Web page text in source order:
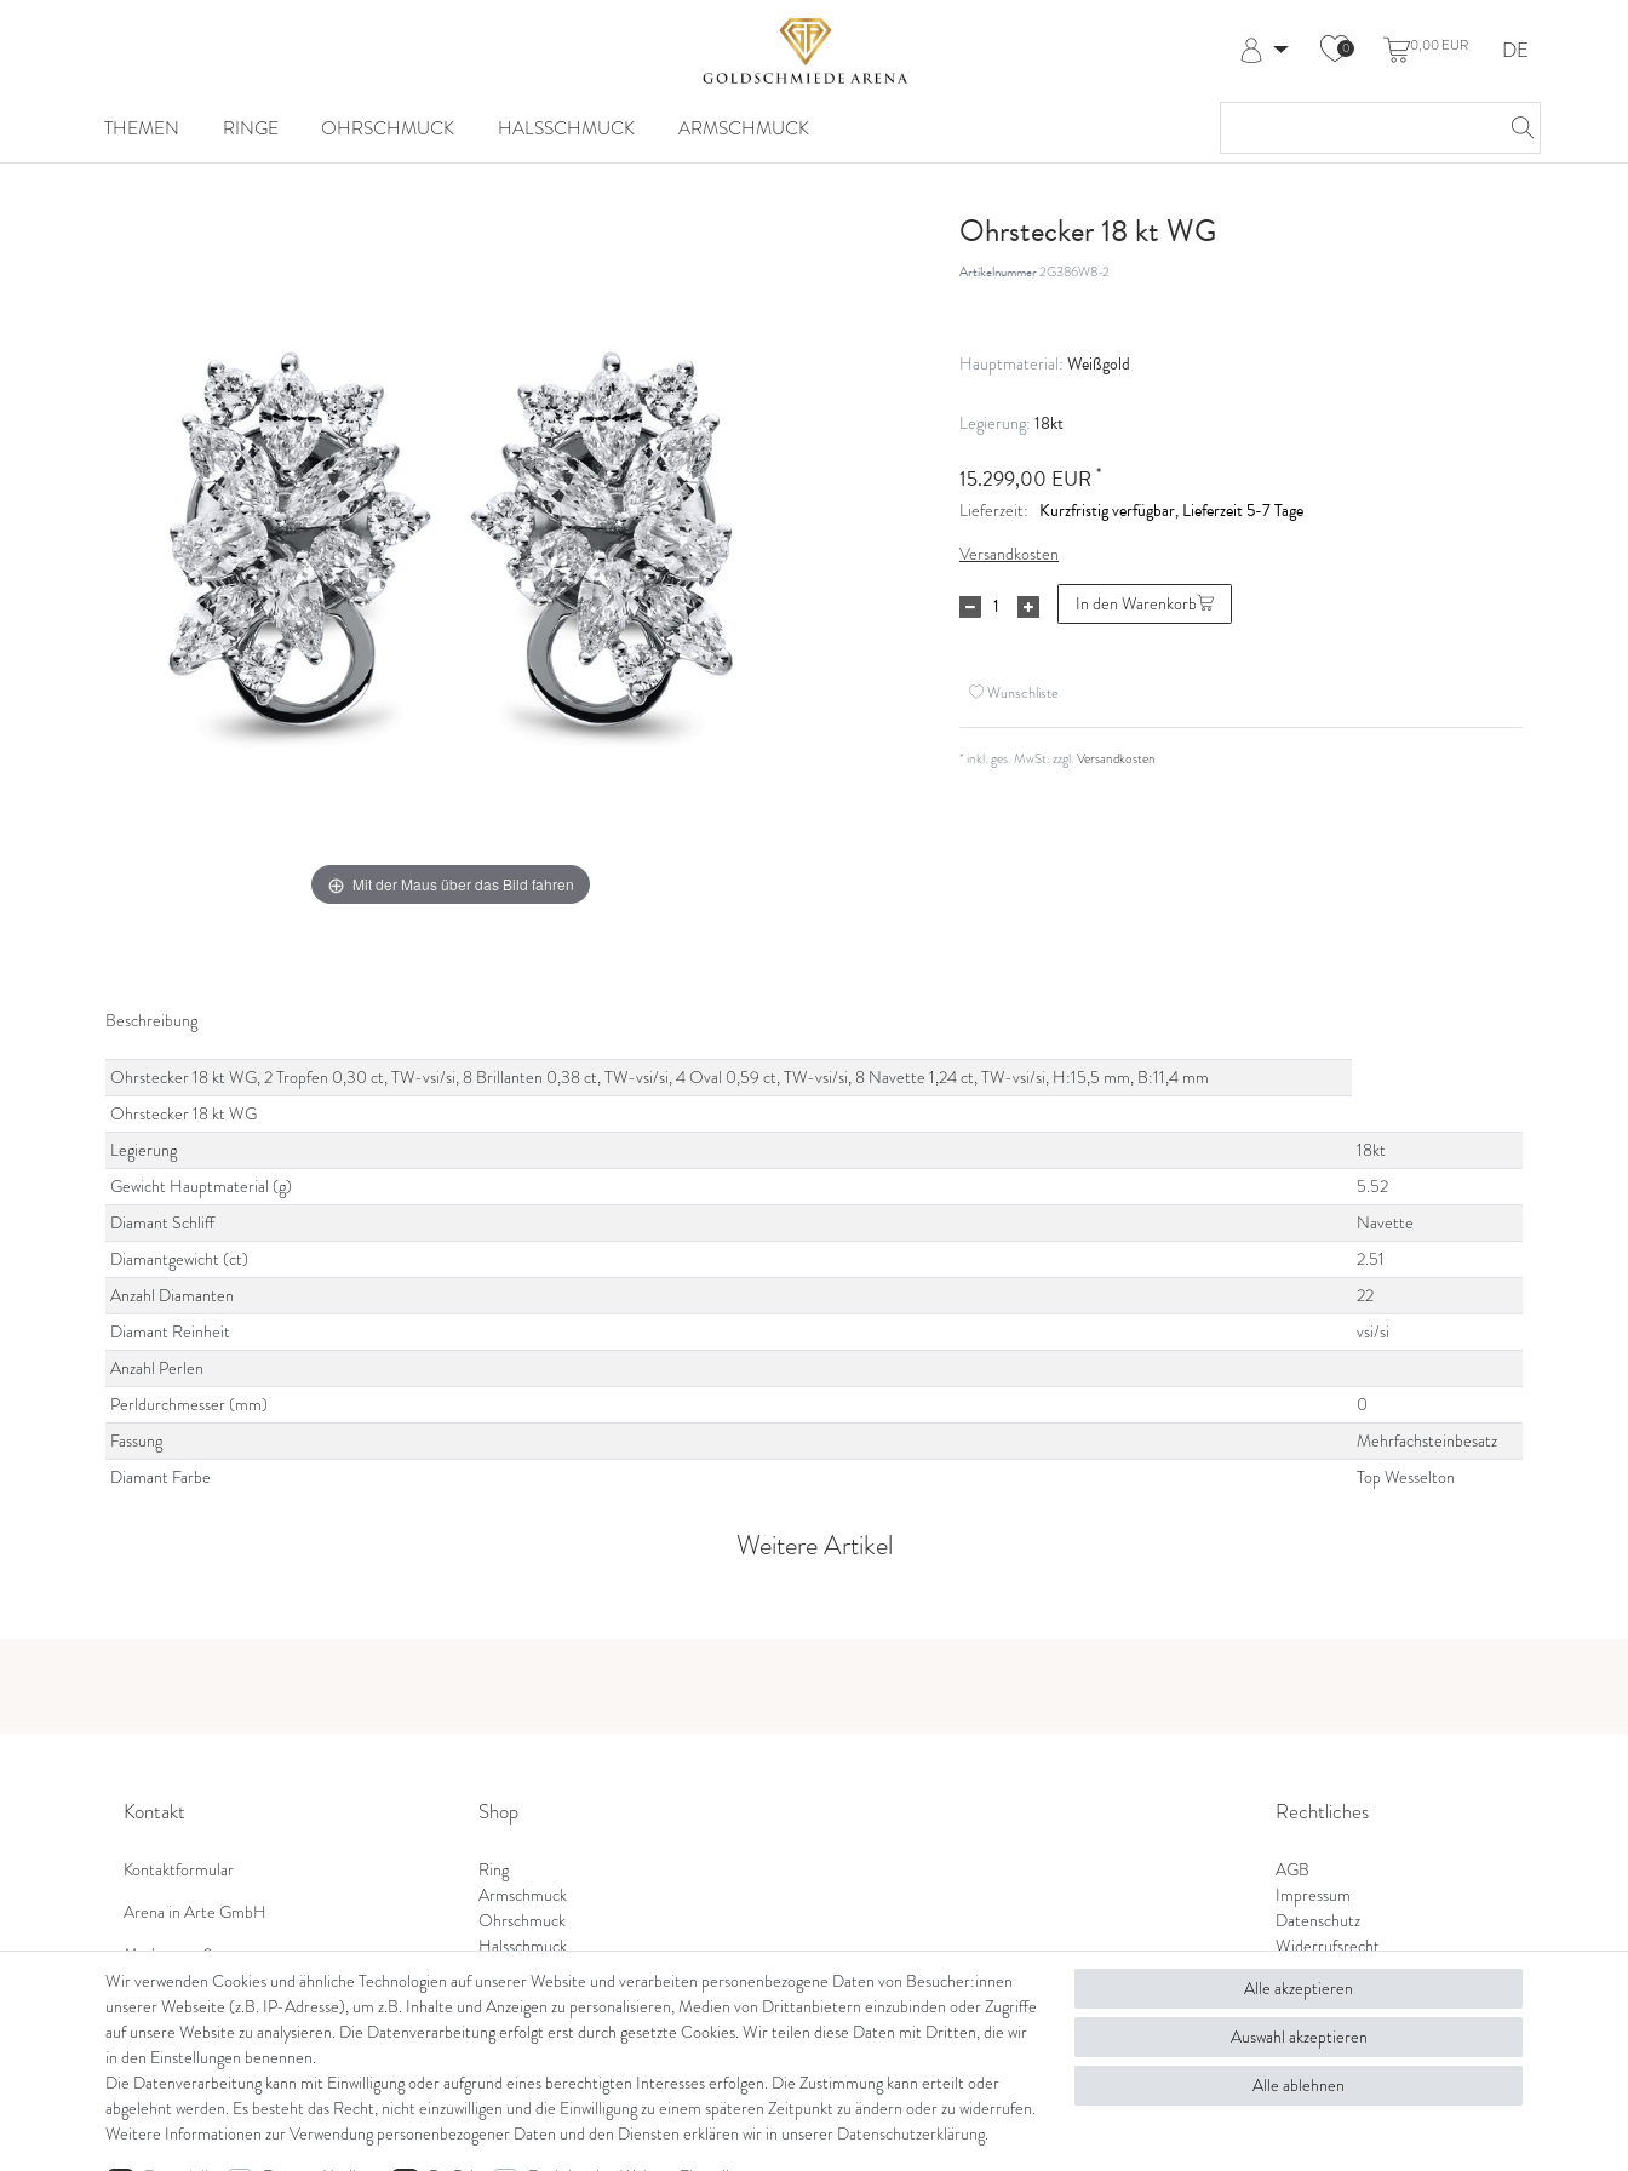
0 0,00 EUR DE
THEMEN RINGE OHRSCHMUCK HALSSCHMUCK ARMSCHMUCK
Mit der Maus über das Bild fahren
Ohrstecker 18 kt WG
Artikelnummer2G386W8-2
Hauptmaterial: Weißgold
Legierung: 18kt
15.299,00 EUR *
Lieferzeit: Kurzfristig verfügbar, Lieferzeit 5-7 Tage
Versandkosten
In den Warenkorb
Wunschliste
* inkl. ges. MwSt. zzgl.Versandkosten
Beschreibung
Ohrstecker 18 kt WG, 2 Tropfen 0,30 ct, TW-vsi/si, 8 Brillanten 0,38 ct, TW-vsi/si, 4 Oval 0,59 ct, TW-vsi/si, 8 Navette 1,24 ct, TW-vsi/si, H:15,5 mm, B:11,4 mm
Ohrstecker 18 kt WG
Legierung
18kt
Gewicht Hauptmaterial (g)
5.52
Diamant Schliff
Navette
Diamantgewicht (ct)
2.51
Anzahl Diamanten
22
Diamant Reinheit
vsi/si
Anzahl Perlen
Perldurchmesser (mm)
0
Fassung
Mehrfachsteinbesatz
Diamant Farbe
Top Wesselton
Weitere Artikel
Kontakt
Kontaktformular
Arena in Arte GmbH
Marktgasse 2,
8600 Dübendorf
Tel: +41 44 821 60 40
E-Mail:info@goldschmiede-arena.com
Shop
Ring
Armschmuck
Ohrschmuck
Halsschmuck
Rechtliches
AGB
Impressum
Datenschutz
Widerrufsrecht
Zahlung und Versand
Widerrufsformular
© Copyright 2026 Arena in Arte GmbH | Alle Rechte vorbehalten.
Wir verwenden Cookies und ähnliche Technologien auf unserer Website und verarbeiten personenbezogene Daten von Besucher:innen
unserer Webseite (z.B. IP-Adresse), um z.B. Inhalte und Anzeigen zu personalisieren, Medien von Drittanbietern einzubinden oder Zugriffe
auf unsere Website zu analysieren. Die Datenverarbeitung erfolgt erst durch gesetzte Cookies. Wir teilen diese Daten mit Dritten, die wir
in den Einstellungen benennen.
Die Datenverarbeitung kann mit Einwilligung oder aufgrund eines berechtigten Interesses erfolgen. Die Zustimmung kann erteilt oder
abgelehnt werden. Es besteht das Recht, nicht einzuwilligen und die Einwilligung zu einem späteren Zeitpunkt zu ändern oder zu widerrufen.
Weitere Informationen zur Verwendung personenbezogener Daten und den Diensten erklären wir in unserer Daten­schutz­erklärung.
Alle akzeptieren
Auswahl akzeptieren
Alle ablehnen